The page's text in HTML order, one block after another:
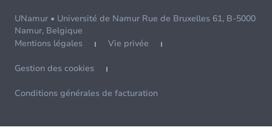
UNamur • Université de Namur Rue de Bruxelles 61, B-5000
Namur, Belgique
Mentions légales
Vie privée
Gestion des cookies
Conditions générales de facturation